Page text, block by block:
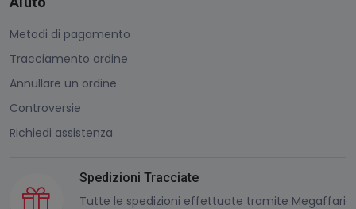
Metodi di pagamento
Tracciamento ordine
Annullare un ordine
Controversie
Richiedi assistenza
Spedizioni Tracciate
Tutte le spedizioni effettuate tramite Megaffari